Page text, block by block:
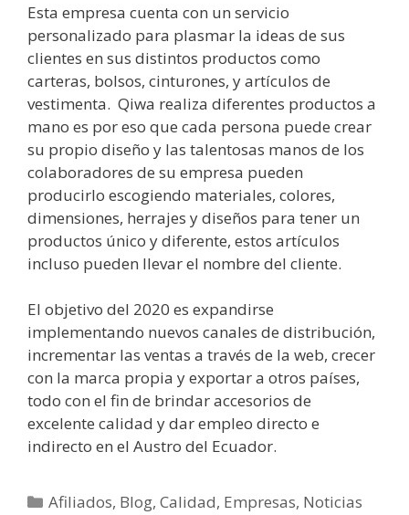
Esta empresa cuenta con un servicio
personalizado para plasmar la ideas de sus
clientes en sus distintos productos como
carteras, bolsos, cinturones, y artículos de
vestimenta. Qiwa realiza diferentes productos a
mano es por eso que cada persona puede crear
su propio diseño y las talentosas manos de los
colaboradores de su empresa pueden
producirlo escogiendo materiales, colores,
dimensiones, herrajes y diseños para tener un
productos único y diferente, estos artículos
incluso pueden llevar el nombre del cliente.
El objetivo del 2020 es expandirse
implementando nuevos canales de distribución,
incrementar las ventas a través de la web, crecer
con la marca propia y exportar a otros países,
todo con el fin de brindar accesorios de
excelente calidad y dar empleo directo e
indirecto en el Austro del Ecuador.
Afiliados, Blog,Calidad, Empresas, Noticias